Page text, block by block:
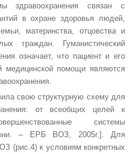
здравоохранения связан с
в охране здоровья людей,
материнства, отцовства и
граждан. Гуманистический
означает, что пациент и его
медицинской помощи являются
свою структурную схему для
от всеобщих целей к
системы
– ЕРБ ВОЗ, 2005г.]. Для
(рис.4) к условиям конкретных